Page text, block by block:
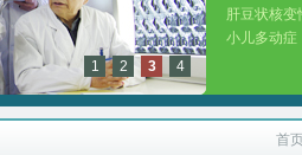
1 2 3 4
肝豆状核变
小儿多动症
首